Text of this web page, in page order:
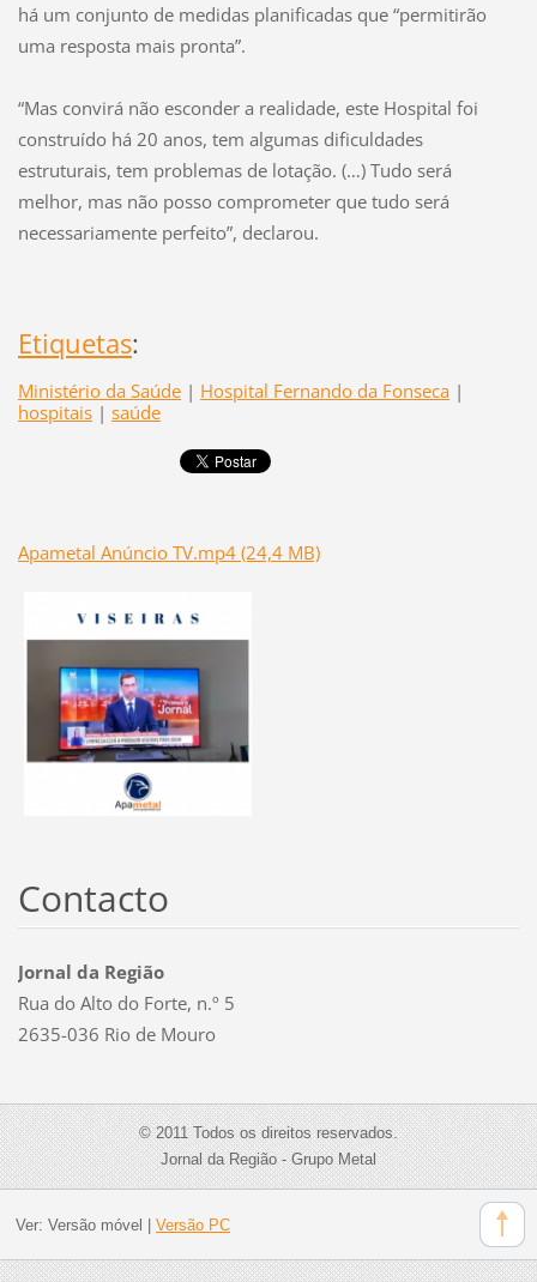
há um conjunto de medidas planificadas que “permitirão
uma resposta mais pronta”.
“Mas convirá não esconder a realidade, este Hospital foi
construído há 20 anos, tem algumas dificuldades
estruturais, tem problemas de lotação. (…) Tudo será
melhor, mas não posso comprometer que tudo será
necessariamente perfeito”, declarou.
Etiquetas:
Ministério da Saúde | Hospital Fernando da Fonseca |
hospitais | saúde
Apametal Anúncio TV.mp4 (24,4 MB)
Contacto
Jornal da Região
Rua do Alto do Forte, n.º 5
2635-036 Rio de Mouro
© 2011 Todos os direitos reservados.
Jornal da Região - Grupo Metal
Ver: Versão móvel Versão PC